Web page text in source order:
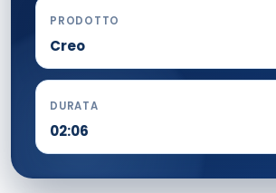
PRODOTTO
Creo
DURATA
02:06